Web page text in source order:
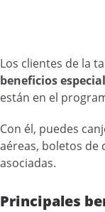
Los clientes de la
beneficios
están en el
Con él, puedes
aéreas, boletos de
asociadas.
Principales